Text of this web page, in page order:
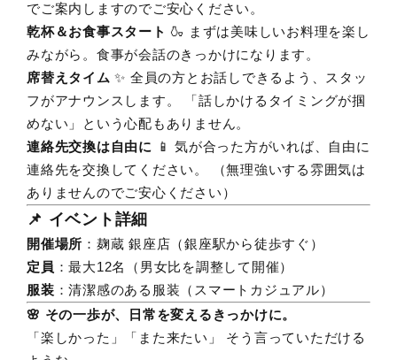
でご案内しますのでご安心ください。
乾杯＆お食事スタート 🍶 まずは美味しいお料理を楽し
みながら。食事が会話のきっかけになります。
席替えタイム ✨ 全員の方とお話しできるよう、スタッ
フがアナウンスします。 「話しかけるタイミングが掴
めない」という心配もありません。
連絡先交換は自由に
📱 気が合った方がいれば、自由に
連絡先を交換してください。 （無理強いする雰囲気は
ありませんのでご安心ください）
📌 イベント詳細
開催場所 ：麹蔵 銀座店（銀座駅から徒歩すぐ）
定員 ：最大12名（男女比を調整して開催）
服装 ：清潔感のある服装（スマートカジュアル）
🌸 その一歩が、日常を変えるきっかけに。
「楽しかった」「また来たい」 そう言っていただける